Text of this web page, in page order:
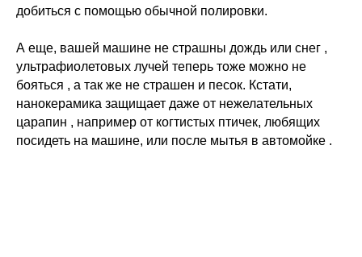
добиться с помощью обычной полировки.
А еще, вашей машине не страшны дождь или снег ,
ультрафиолетовых лучей теперь тоже можно не
бояться , а так же не страшен и песок. Кстати,
нанокерамика защищает даже от нежелательных
царапин , например от когтистых птичек, любящих
посидеть на машине, или после мытья в автомойке .